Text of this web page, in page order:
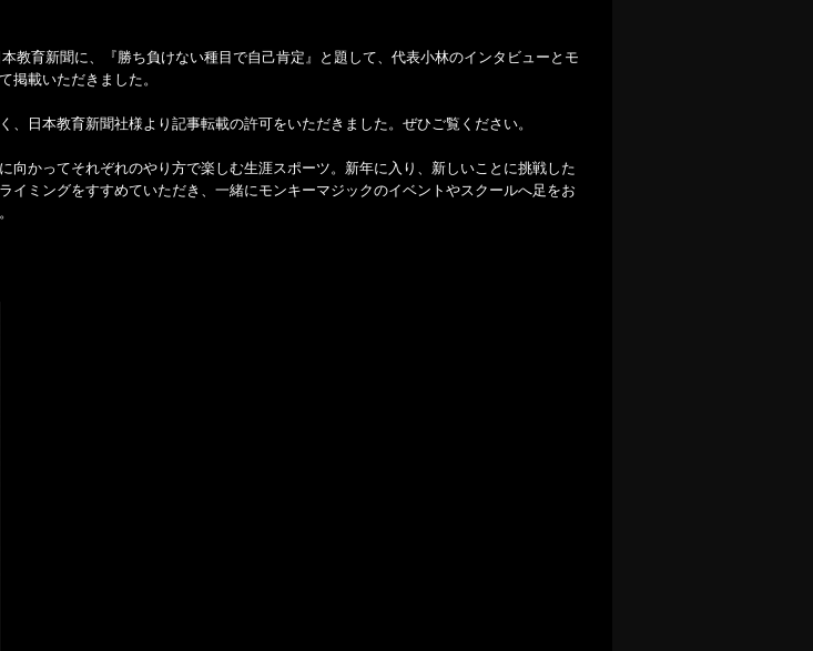
教育新聞に、『勝ち負けない種目で自己肯定』と題して、代表小林のインタビューとモ
掲載いただきました。
、日本教育新聞社様より記事転載の許可をいただきました。ぜひご覧ください。
向かってそれぞれのやり方で楽しむ生涯スポーツ。新年に入り、新しいことに挑戦した
イミングをすすめていただき、一緒にモンキーマジックのイベントやスクールへ足をお